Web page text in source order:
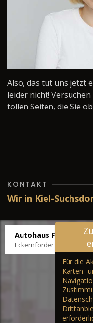
Also, das tut uns jetzt
leider nicht!
tollen Seiten, die Sie
KONTAKT
Wir in Kiel-
Autohaus Fräter
Eckernförder Str. /
Für die
Karten-